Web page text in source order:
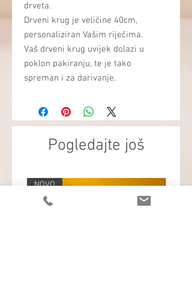
drveta.
Drveni krug je veličine 40cm,
personaliziran Vašim riječima.
Vaš drveni krug uvijek dolazi u
poklon pakiranju, te je tako
spreman i za darivanje.
Pogledajte još
NOVO NOVO